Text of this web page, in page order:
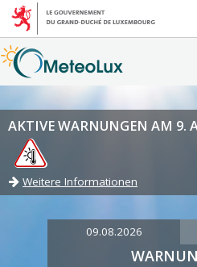
AKTIVE WARNUNGEN AM 9.
Weitere Informationen
09.08.2026